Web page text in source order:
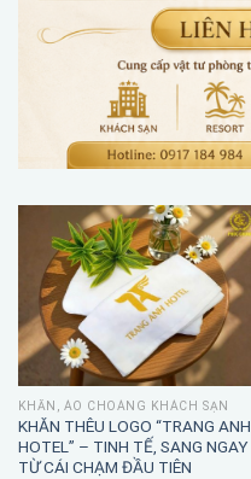
KHĂN, ÁO CHOÀNG KHÁCH SẠN
KHĂN THÊU LOGO “TRANG ANH
HOTEL” – TINH TẾ, SANG NGAY
TỪ CÁI CHẠM ĐẦU TIÊN